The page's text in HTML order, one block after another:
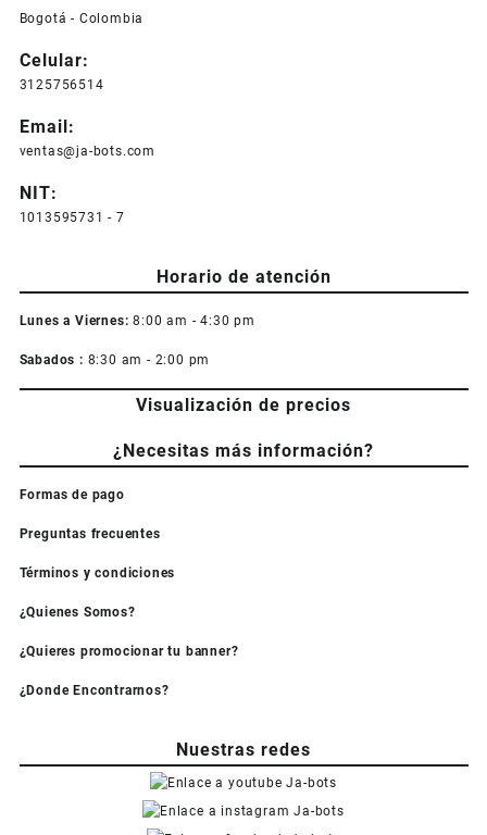
Bogotá - Colombia
Celular:
3125756514
Email:
ventas@ja-bots.com
NIT:
1013595731 - 7
Horario de atención
Lunes a Viernes: 8:00 am - 4:30 pm
Sabados : 8:30 am - 2:00 pm
Visualización de precios
¿Necesitas más información?
Formas de pago
Preguntas frecuentes
Términos y condiciones
¿Quienes Somos?
¿Quieres promocionar tu banner?
¿Donde Encontrarnos?
Nuestras redes